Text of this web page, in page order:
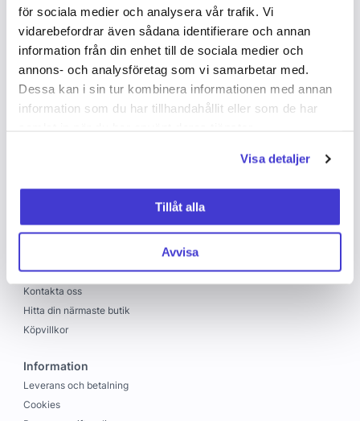
för sociala medier och analysera vår trafik. Vi
vidarebefordrar även sådana identifierare och annan
information från din enhet till de sociala medier och
annons- och analysföretag som vi samarbetar med.
Dessa kan i sin tur kombinera informationen med annan
information som du har tillhandahållit eller som de har
Visa detaljer
Tillåt alla
Avvisa
Vendre
C&C
Jobba hos oss
Kontakta oss
Hitta din närmaste butik
Köpvillkor
Information
Leverans och betalning
Cookies